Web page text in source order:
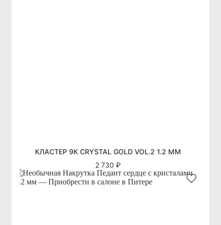
КЛАСТЕР 9К CRYSTAL GOLD VOL.2 1.2 ММ
2 730 ₽